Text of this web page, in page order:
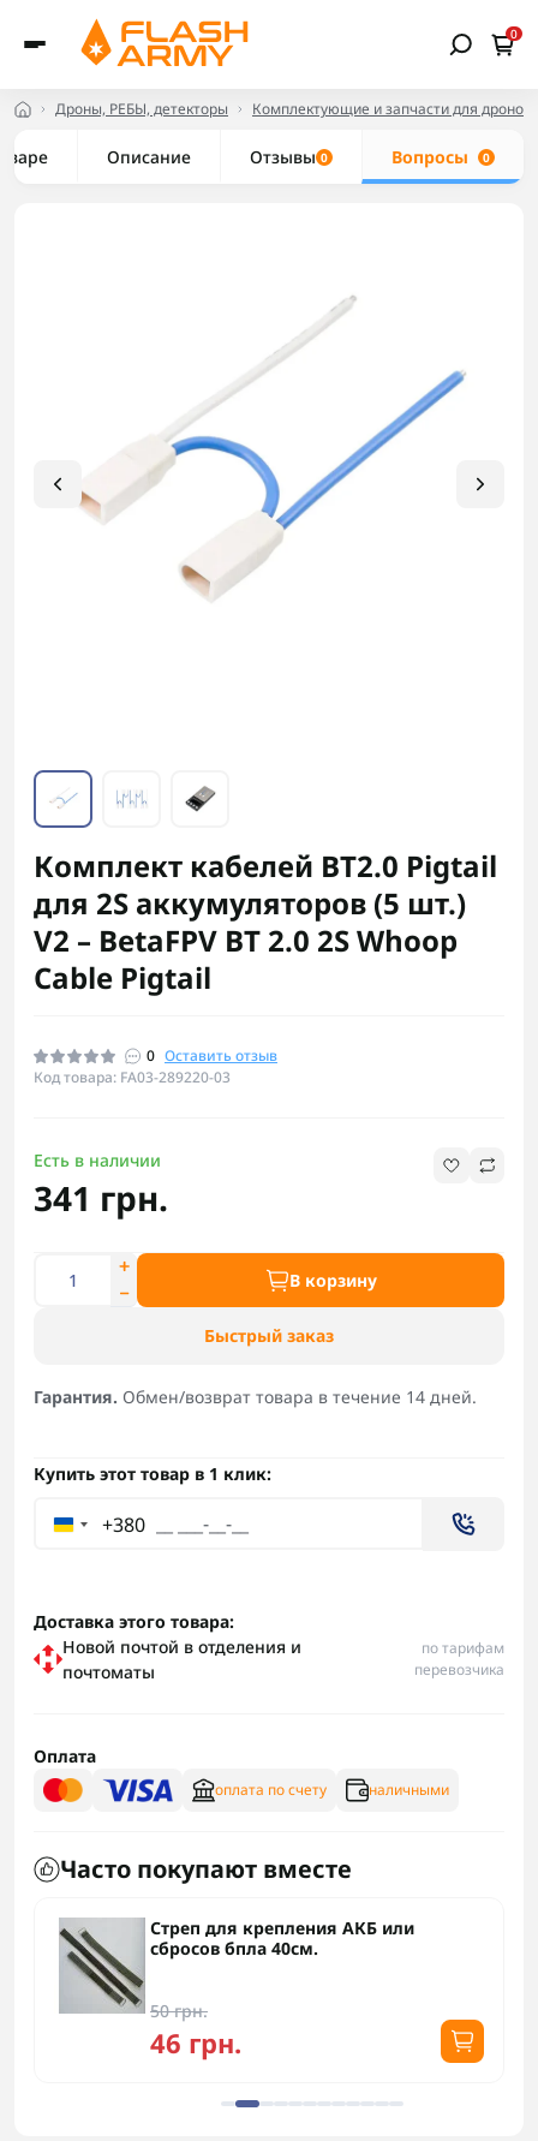
0
Дроны, РЕБЫ, детекторы Комплектующие и запчасти для дронов
Описание Отзывы 0 Вопросы 0
Комплект кабелей BT2.0 Pigtail
для 2S аккумуляторов (5 шт.)
V2 – BetaFPV BT 2.0 2S Whoop
Cable Pigtail
0 Оставить отзыв
Код товара: FA03-289220-03
Есть в наличии
341 грн.
В корзину
Быстрый заказ
Гарантия. Обмен/возврат товара в течение 14 дней.
Купить этот товар в 1 клик:
+380
Доставка этого товара:
Новой почтой в отделения и
почтоматы
по тарифам
перевозчика
Оплата
оплата по счету наличными
Часто покупают вместе
Стреп для крепления АКБ или
сбросов бпла 40см.
50 грн.
46 грн.